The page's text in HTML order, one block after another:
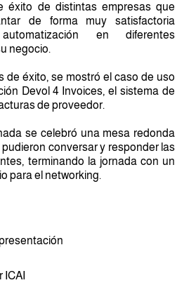
éxito de distintas empresas que
de forma muy satisfactoria
en diferentes
negocio.
de éxito, se mostró el caso de uso
Devol 4 Invoices, el sistema de
de proveedor.
se celebró una mesa redonda
conversar y responder las
terminando la jornada con un
para el networking.